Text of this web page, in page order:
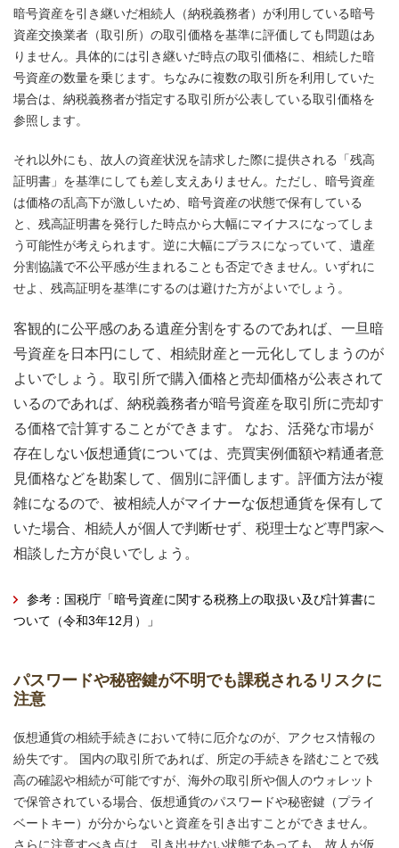
暗号資産を引き継いだ相続人（納税義務者）が利用している暗号
資産交換業者（取引所）の取引価格を基準に評価しても問題はあ
りません。具体的には引き継いだ時点の取引価格に、相続した暗
号資産の数量を乗じます。ちなみに複数の取引所を利用していた
場合は、納税義務者が指定する取引所が公表している取引価格を
参照します。
それ以外にも、故人の資産状況を請求した際に提供される「残高
証明書」を基準にしても差し支えありません。ただし、暗号資産
は価格の乱高下が激しいため、暗号資産の状態で保有している
と、残高証明書を発行した時点から大幅にマイナスになってしま
う可能性が考えられます。逆に大幅にプラスになっていて、遺産
分割協議で不公平感が生まれることも否定できません。いずれに
せよ、残高証明を基準にするのは避けた方がよいでしょう。
客観的に公平感のある遺産分割をするのであれば、一旦暗
号資産を日本円にして、相続財産と一元化してしまうのが
よいでしょう。取引所で購入価格と売却価格が公表されて
いるのであれば、納税義務者が暗号資産を取引所に売却す
る価格で計算することができます。 なお、活発な市場が
存在しない仮想通貨については、売買実例価額や精通者意
見価格などを勘案して、個別に評価します。評価方法が複
雑になるので、被相続人がマイナーな仮想通貨を保有して
いた場合、相続人が個人で判断せず、税理士など専門家へ
相談した方が良いでしょう。
参考：国税庁「暗号資産に関する税務上の取扱い及び計算書に
ついて（令和3年12月）」
パスワードや秘密鍵が不明でも課税されるリスクに
注意
仮想通貨の相続手続きにおいて特に厄介なのが、アクセス情報の
紛失です。 国内の取引所であれば、所定の手続きを踏むことで残
高の確認や相続が可能ですが、海外の取引所や個人のウォレット
で保管されている場合、仮想通貨のパスワードや秘密鍵（プライ
ベートキー）が分からないと資産を引き出すことができません。
さらに注意すべき点は、引き出せない状態であっても、故人が仮